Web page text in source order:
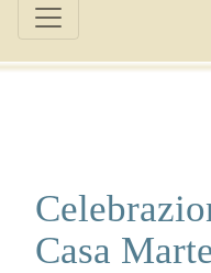
Casa